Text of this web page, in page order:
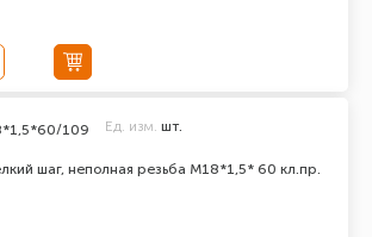
шаг, неполная резьба M18*1,5* 60 кл.пр.
109 Ед. изм. шт.